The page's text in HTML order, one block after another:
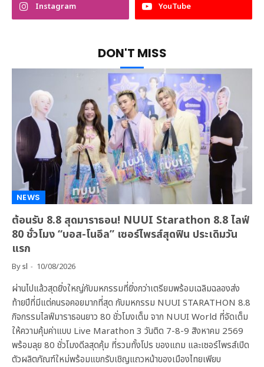
Instagram YouTube
DON'T MISS
NEWS
ต้อนรับ 8.8 สุดมาราธอน! NUUI Starathon 8.8 ไลฟ์
80 ชั่วโมง “บอส-โนอึล” เซอร์ไพรส์สุดฟิน ประเดิมวัน
แรก
Bysl 10/08/2026
ผ่านไปแล้วสุดยิ่งใหญ่กับมหกรรมที่ยิ่งกว่าเตรียมพร้อมเฉลิมฉลองส่ง
ท้ายปีที่มีแต่คนรอคอยมากที่สุด กับมหกรรม NUUI STARATHON 8.8
กิจกรรมไลฟ์มาราธอนยาว 80 ชั่วโมงเต็ม จาก NUUI World ที่จัดเต็ม
ให้ความคุ้มค่าแบบ Live Marathon 3 วันติด 7-8-9 สิงหาคม 2569
พร้อมลุย 80 ชั่วโมงดีลสุดคุ้ม ที่รวมทั้งโปร ของแถม และเซอร์ไพรส์เปิด
ตัวผลิตภัณฑ์ใหม่พร้อมแขกรับเชิญแถวหน้าของเมืองไทยเพียบ